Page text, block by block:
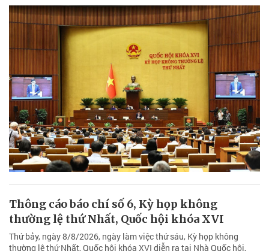
Thông cáo báo chí số 6, Kỳ họp không
thường lệ thứ Nhất, Quốc hội khóa XVI
Thứ bảy, ngày 8/8/2026, ngày làm việc thứ sáu, Kỳ họp không
thường lệ thứ Nhất, Quốc hội khóa XVI diễn ra tại Nhà Quốc hội,